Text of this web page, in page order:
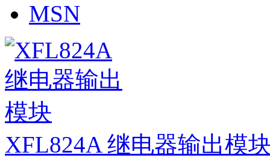
MSN
XFL824A 继电器输出模